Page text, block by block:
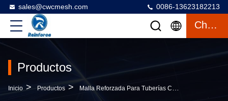
sales@cwcmesh.com 0086-13623182213
Charlar
Productos
Inicio > Productos > Malla Reforzada Para Tuberías CWC